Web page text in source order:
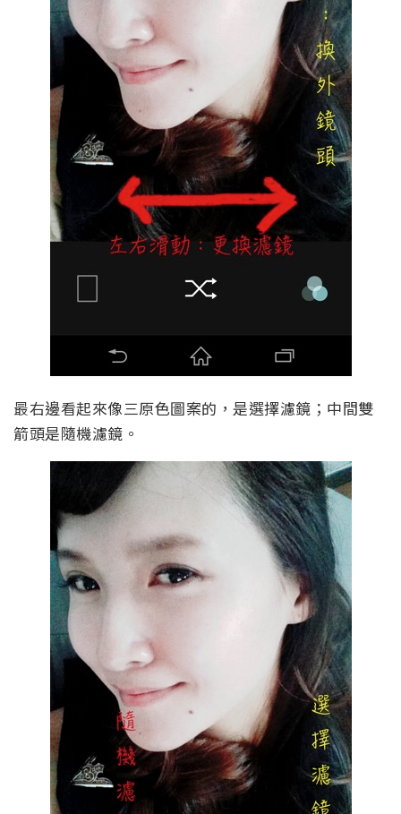
最右邊看起來像三原色圖案的，是選擇濾鏡；中間雙
箭頭是隨機濾鏡。